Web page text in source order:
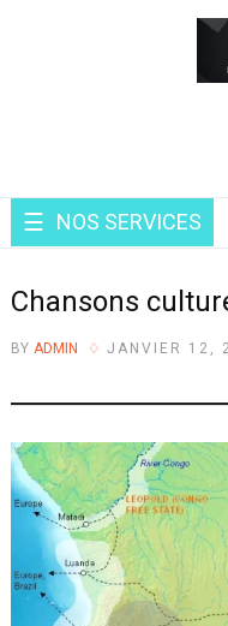
NOS SERVICES
Chansons
BY ADMIN JANVIER 12,